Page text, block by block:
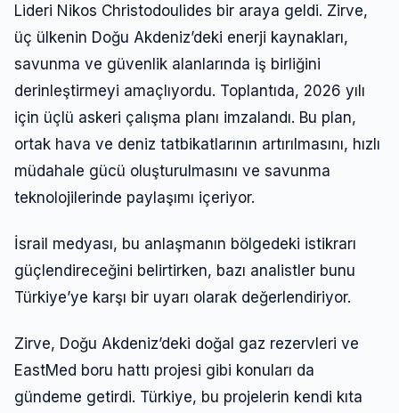
Lideri Nikos Christodoulides bir araya geldi. Zirve,
üç ülkenin Doğu Akdeniz’deki enerji kaynakları,
savunma ve güvenlik alanlarında iş birliğini
derinleştirmeyi amaçlıyordu. Toplantıda, 2026 yılı
için üçlü askeri çalışma planı imzalandı. Bu plan,
ortak hava ve deniz tatbikatlarının artırılmasını, hızlı
müdahale gücü oluşturulmasını ve savunma
teknolojilerinde paylaşımı içeriyor.
İsrail medyası, bu anlaşmanın bölgedeki istikrarı
güçlendireceğini belirtirken, bazı analistler bunu
Türkiye’ye karşı bir uyarı olarak değerlendiriyor.
Zirve, Doğu Akdeniz’deki doğal gaz rezervleri ve
EastMed boru hattı projesi gibi konuları da
gündeme getirdi. Türkiye, bu projelerin kendi kıta
Kullanıcı Adı veya E-posta